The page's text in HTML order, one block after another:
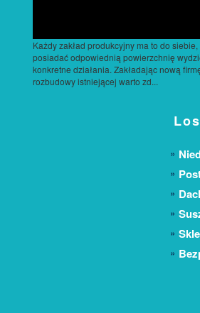
Każdy zakład produkcyjny ma to do siebie,
posiadać odpowiednią powierzchnię
konkretne działania. Zakładając nową
rozbudowy istniejącej warto zd...